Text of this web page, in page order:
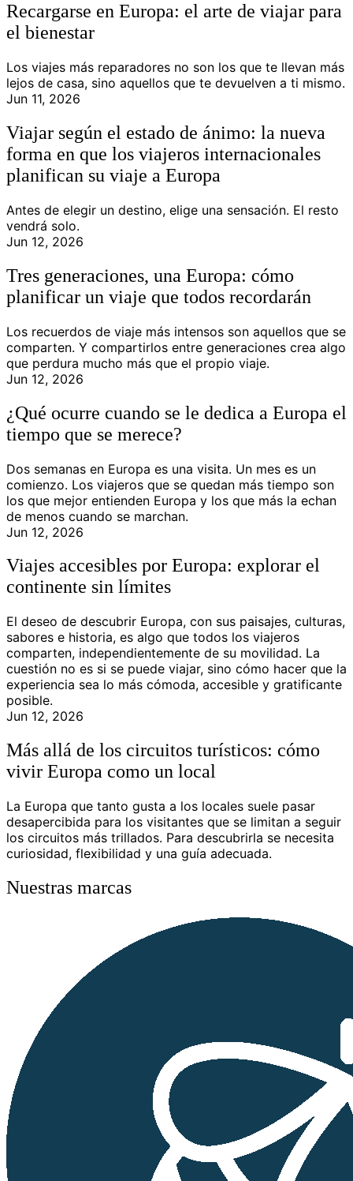
Recargarse en Europa: el arte de viajar para
el bienestar
Los viajes más reparadores no son los que te llevan más
lejos de casa, sino aquellos que te devuelven a ti mismo.
Jun 11, 2026
Viajar según el estado de ánimo: la nueva
forma en que los viajeros internacionales
planifican su viaje a Europa
Antes de elegir un destino, elige una sensación. El resto
vendrá solo.
Jun 12, 2026
Tres generaciones, una Europa: cómo
planificar un viaje que todos recordarán
Los recuerdos de viaje más intensos son aquellos que se
comparten. Y compartirlos entre generaciones crea algo
que perdura mucho más que el propio viaje.
Jun 12, 2026
¿Qué ocurre cuando se le dedica a Europa el
tiempo que se merece?
Dos semanas en Europa es una visita. Un mes es un
comienzo. Los viajeros que se quedan más tiempo son
los que mejor entienden Europa y los que más la echan
de menos cuando se marchan.
Jun 12, 2026
Viajes accesibles por Europa: explorar el
continente sin límites
El deseo de descubrir Europa, con sus paisajes, culturas,
sabores e historia, es algo que todos los viajeros
comparten, independientemente de su movilidad. La
cuestión no es si se puede viajar, sino cómo hacer que la
experiencia sea lo más cómoda, accesible y gratificante
posible.
Jun 12, 2026
Más allá de los circuitos turísticos: cómo
vivir Europa como un local
La Europa que tanto gusta a los locales suele pasar
desapercibida para los visitantes que se limitan a seguir
los circuitos más trillados. Para descubrirla se necesita
curiosidad, flexibilidad y una guía adecuada.
Nuestras marcas